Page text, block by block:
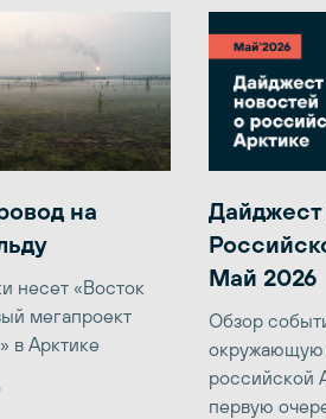
на
несет «Восток
мегапроект
в Арктике
Дайджест
Май 2026
Обзор
окружающую
российской
первую